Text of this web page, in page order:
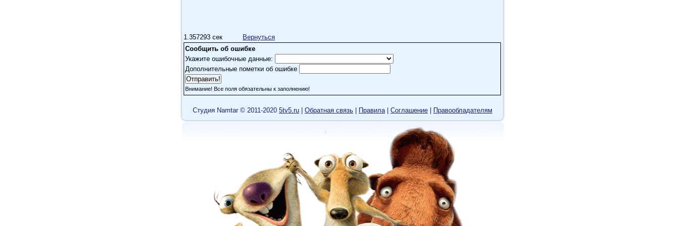
Лучше не бывает
комментарии к другому прекрасному фильму под названием совершенно схожим, но как антоним
этому "Брак по-Итальянски" с тем же Мастроянни. Фильм конечно бомбовский! Лучшая из комедий
тех времен и не уступающая и ныне!
Лучше не бывает
Julia75
С младенчества смотрен-пересмотрен в кругу семьи. И ведь обычный мужчина, со своими
пишет:
Хитер и коварен сицилийский муж, собравшийся развестись по правилам и без ...
Концовка такая, что не знаешь : плакать или смеяться?!) 7/10
Как говорится, за что боролись, на то и ....
Фильм с блестящими актерами, сочный, "декамеронистый")) - настоящая классика
1.357293 сек
Вернуться
Сообщить об ошибке
Укажите ошибочные данные:
Дополнительные пометки об ошибке
Внимание! Все поля обязательны к заполнению!
Cтудия Namtar © 2011-2020 5tv5.ru | Обратная связь | Правила | Cоглашение | Правообладателям